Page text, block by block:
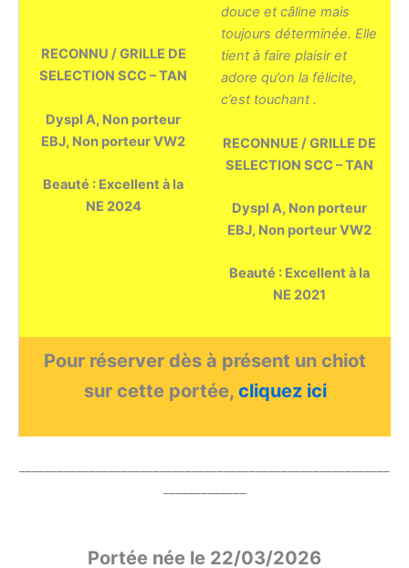
RECONNU / GRILLE DE
SELECTION SCC – TAN
Dyspl A, Non porteur
EBJ, Non porteur VW2
Beauté : Excellent à la
NE 2024
douce et câline mais
toujours déterminée. Elle
tient à faire plaisir et
adore qu’on la félicite,
c’est touchant .
RECONNUE / GRILLE DE
SELECTION SCC – TAN
Dyspl A, Non porteur
EBJ, Non porteur VW2
Beauté : Excellent à la
NE 2021
Pour réserver dès à présent un chiot
sur cette portée, cliquez ici
Portée née le 22/03/2026